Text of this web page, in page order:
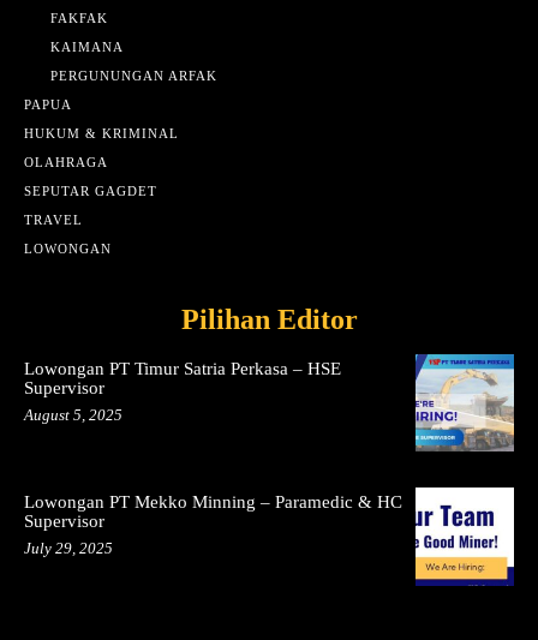
FAKFAK
KAIMANA
PERGUNUNGAN ARFAK
PAPUA
HUKUM & KRIMINAL
OLAHRAGA
SEPUTAR GAGDET
TRAVEL
LOWONGAN
Pilihan Editor
Lowongan PT Timur Satria Perkasa – HSE
Supervisor
August 5, 2025
Lowongan PT Mekko Minning – Paramedic & HC
Supervisor
July 29, 2025